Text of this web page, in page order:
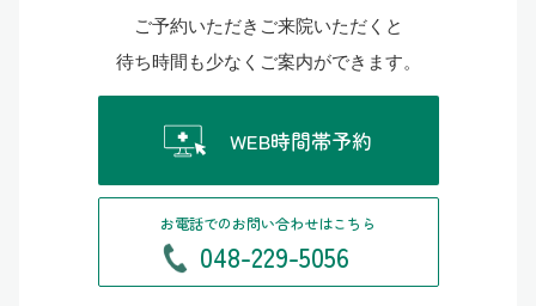
ご予約いただきご来院いただくと
待ち時間も少なくご案内ができます。
WEB時間帯予約
お電話でのお問い合わせはこちら
048-229-5056